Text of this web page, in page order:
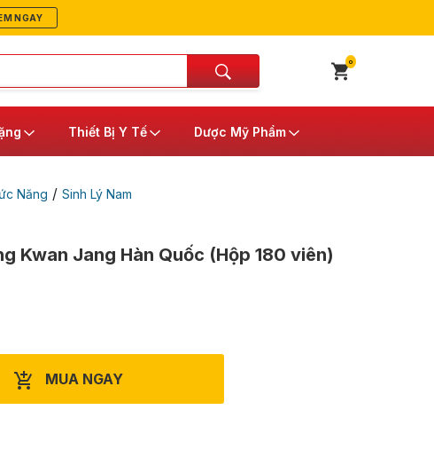
NGAY
0
Thiết Bị Y Tế Dược Mỹ Phẩm
Năng / Sinh Lý Nam
Kwan Jang Hàn Quốc (Hộp 180 viên)
MUA NGAY